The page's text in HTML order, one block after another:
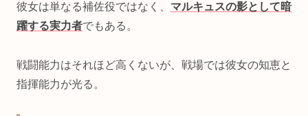
彼女は単なる補佐役ではなく、 マルキュスの影として暗
躍する実力者でもある。
戦闘能力はそれほど高くないが、戦場では彼女の知恵と
指揮能力が光る。